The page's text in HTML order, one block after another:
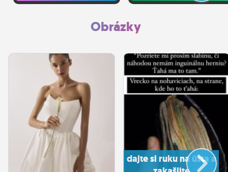
Obrázky
dajte si ruku na ústa a